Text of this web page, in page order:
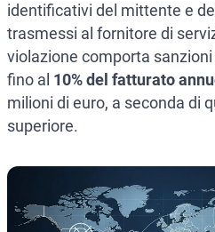
identificativi del mittente e
trasmessi al fornitore di
violazione comporta
fino al 10% del fatturato
milioni di euro, a seconda di
superiore.